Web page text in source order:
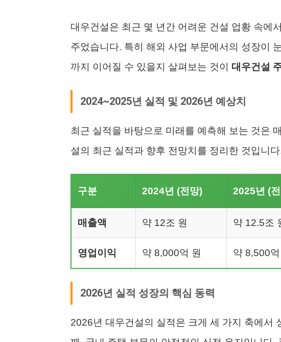
대우건설은 최근 몇 년간 어려운 건설 업황 속에
주었습니다. 특히 해외 사업 부문에서의 성장이
까지 이어질 수 있을지 살펴보는 것이 대우건설
2024~2025년 실적 및 2026년 예상치
최근 실적을 바탕으로 미래를 예측해 보는 것은
설의 최근 실적과 향후 전망치를 정리한 것입니
구분 2024년 (전망) 2025년 (
매출액 약 12조 원 약 12.5조
영업이익 약 8,000억 원 약 8,500억
2026년 실적 성장의 핵심 동력
2026년 대우건설의 실적은 크게 세 가지 축에서